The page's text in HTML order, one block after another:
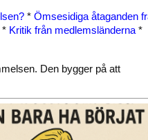
* Ömsesidiga åtaganden
* Kritik från medlemsländerna *
Den bygger på att